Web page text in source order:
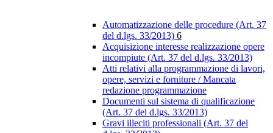
Automatizzazione delle procedure (Art. 37
del d.lgs. 33/2013) 6
Acquisizione interesse realizzazione opere
incompiute (Art. 37 del d.lgs. 33/2013)
Atti relativi alla programmazione di lavori,
opere, servizi e forniture / Mancata
redazione programmazione
Documenti sul sistema di qualificazione
(Art. 37 del d.lgs. 33/2013)
Gravi illeciti professionali (Art. 37 del